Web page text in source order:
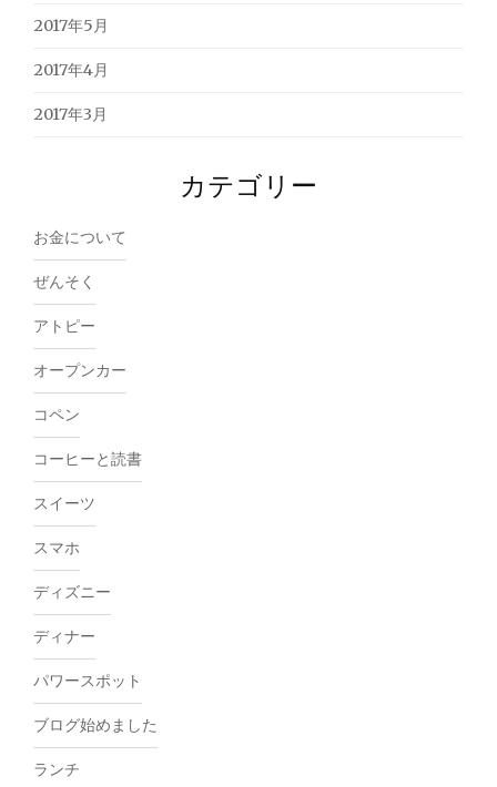
2017年5月
2017年4月
2017年3月
カテゴリー
お金について
ぜんそく
アトピー
オープンカー
コペン
コーヒーと読書
スイーツ
スマホ
ディズニー
ディナー
パワースポット
ブログ始めました
ランチ